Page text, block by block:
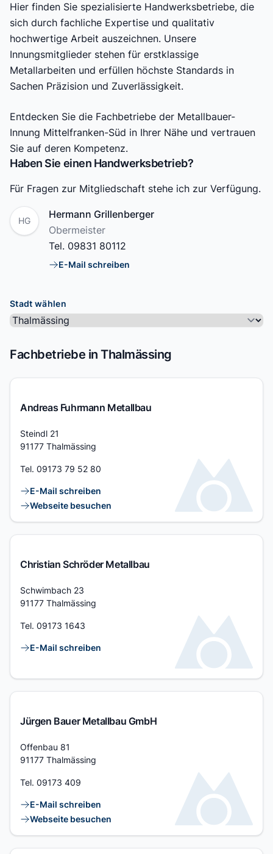
Hier finden Sie spezialisierte Handwerksbetriebe, die
sich durch fachliche Expertise und qualitativ
hochwertige Arbeit auszeichnen. Unsere
Innungsmitglieder stehen für erstklassige
Metallarbeiten und erfüllen höchste Standards in
Sachen Präzision und Zuverlässigkeit.
Entdecken Sie die Fachbetriebe der Metallbauer-
Innung Mittelfranken-Süd in Ihrer Nähe und vertrauen
Sie auf deren Kompetenz.
Haben Sie einen Handwerksbetrieb?
Für Fragen zur Mitgliedschaft stehe ich zur Verfügung.
HG
Name
Hermann Grillenberger
Position
Obermeister
Tel. 09831 80112
E-Mail
E-Mail schreiben
Stadt wählen
Fachbetriebe in Thalmässing
Andreas Fuhrmann Metallbau
Adresse
Steindl 21
91177 Thalmässing
Tel. 09173 79 52 80
Kontaktlinks
E-Mail schreiben
Webseite besuchen
Christian Schröder Metallbau
Adresse
Schwimbach 23
91177 Thalmässing
Tel. 09173 1643
Kontaktlinks
E-Mail schreiben
Jürgen Bauer Metallbau GmbH
Adresse
Offenbau 81
91177 Thalmässing
Tel. 09173 409
Kontaktlinks
E-Mail schreiben
Webseite besuchen